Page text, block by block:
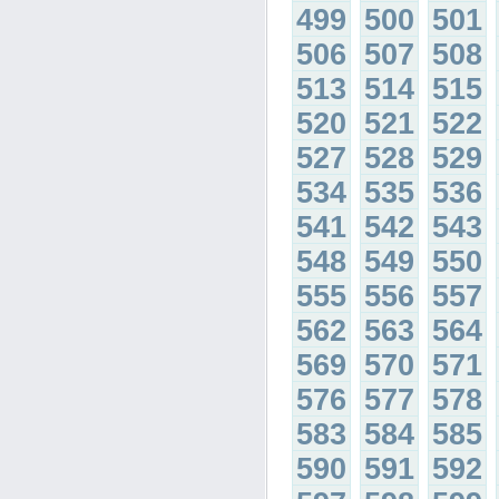
499 500 501
506 507 508
513 514 515
520 521 522
527 528 529
534 535 536
541 542 543
548 549 550
555 556 557
562 563 564
569 570 571
576 577 578
583 584 585
590 591 592